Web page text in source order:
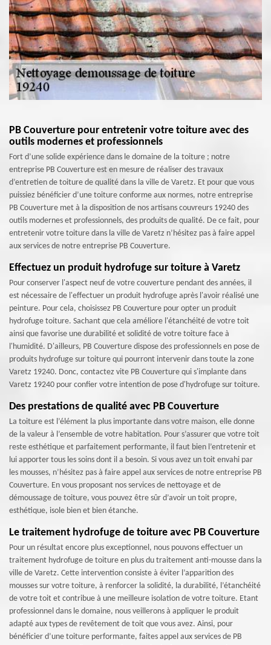
PB Couverture pour entretenir votre toiture avec des
outils modernes et professionnels
Fort d’une solide expérience dans le domaine de la toiture ; notre
entreprise PB Couverture est en mesure de réaliser des travaux
d’entretien de toiture de qualité dans la ville de Varetz. Et pour que vous
puissiez bénéficier d’une toiture conforme aux normes, notre entreprise
PB Couverture met à la disposition de nos artisans couvreurs 19240 des
outils modernes et professionnels, des produits de qualité. De ce fait, pour
entretenir votre toiture dans la ville de Varetz n’hésitez pas à faire appel
aux services de notre entreprise PB Couverture.
Effectuez un produit hydrofuge sur toiture à Varetz
Pour conserver l'aspect neuf de votre couverture pendant des années, il
est nécessaire de l'effectuer un produit hydrofuge après l'avoir réalisé une
peinture. Pour cela, choisissez PB Couverture pour opter un produit
hydrofuge toiture. Sachant que cela améliore l'étanchéité de votre toit
ainsi que favorise une durabilité et solidité de votre toiture face à
l'humidité. D'ailleurs, PB Couverture dispose des professionnels en pose de
produits hydrofuge sur toiture qui pourront intervenir dans toute la zone
Varetz 19240. Donc, contactez vite PB Couverture qui s'implante dans
Varetz 19240 pour confier votre intention de pose d'hydrofuge sur toiture.
Des prestations de qualité avec PB Couverture
La toiture est l’élément la plus importante dans votre maison, elle donne
de la valeur à l’ensemble de votre habitation. Pour s’assurer que votre toit
reste esthétique et parfaitement performante, il faut bien l’entretenir et
lui apporter tous les soins dont il a besoin. Si vous avez un toit envahi par
les mousses, n’hésitez pas à faire appel aux services de notre entreprise PB
Couverture. En vous proposant nos services de nettoyage et de
démoussage de toiture, vous pouvez être sûr d’avoir un toit propre,
esthétique, isole bien et bien étanche.
Le traitement hydrofuge de toiture avec PB Couverture
Pour un résultat encore plus exceptionnel, nous pouvons effectuer un
traitement hydrofuge de toiture en plus du traitement anti-mousse dans la
ville de Varetz. Cette intervention consiste à éviter l’apparition des
mousses sur votre toiture, à renforcer la solidité, la durabilité, l’étanchéité
de votre toit et contribue à une meilleure isolation de votre toiture. Etant
professionnel dans le domaine, nous veillerons à appliquer le produit
adapté aux types de revêtement de toit que vous avez. Ainsi, pour
bénéficier d’une toiture performante, faites appel aux services de PB